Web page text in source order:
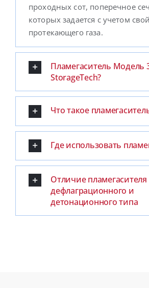
проходных сот, поперечное
которых задается с учетом
протекающего газа.
Пламегаситель Модель
StorageTech?
Что такое
Где использовать
Отличие пламегасителя
дефлаграционного и
детонационного типа